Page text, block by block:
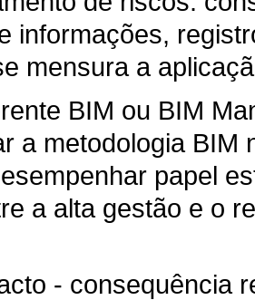
informações,
mensura a
BIM ou BIM
a metodologia BIM
papel
a alta gestão e o
- consequência